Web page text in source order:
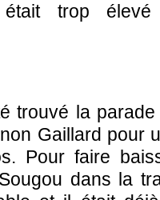
était trop
trouvé la
Gaillard pour
Pour faire
dans la